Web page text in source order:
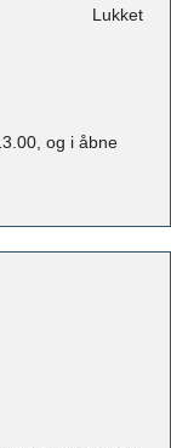
Lukket
og i åbne